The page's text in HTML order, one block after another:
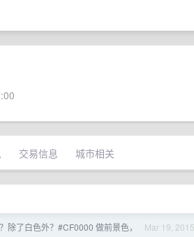
交易信息 城市相关
Mar 19, 2015
了白色外？#CF0000 做前景色，